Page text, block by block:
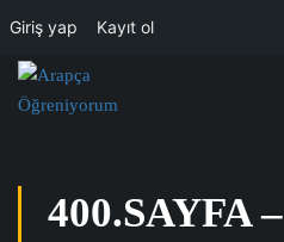
Giriş yap Kayıt ol
400.SAYFA –